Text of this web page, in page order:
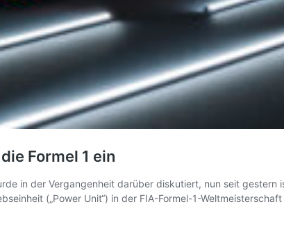
Formel 1 ein
in der Vergangenheit darüber diskutiert, nun seit
(„Power Unit“) in der FIA-Formel-1-